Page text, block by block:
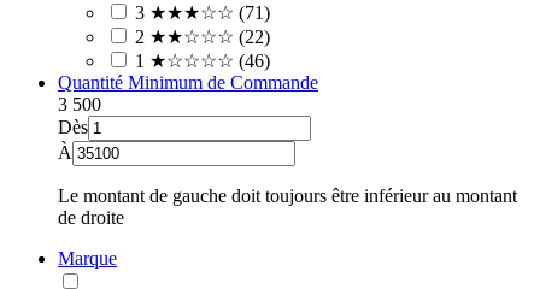
3 ★★★☆☆ (71)
2 ★★☆☆☆ (22)
1 ★☆☆☆☆ (46)
Quantité Minimum de Commande
3 500
Dès
À
Le montant de gauche doit toujours être inférieur au montant
de droite
Marque